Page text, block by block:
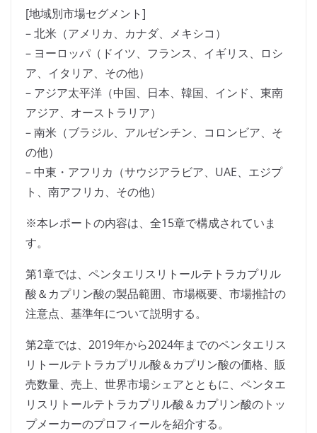
[地域別市場セグメント]
– 北米（アメリカ、カナダ、メキシコ）
– ヨーロッパ（ドイツ、フランス、イギリス、ロシ
ア、イタリア、その他）
– アジア太平洋（中国、日本、韓国、インド、東南
アジア、オーストラリア）
– 南米（ブラジル、アルゼンチン、コロンビア、そ
の他）
– 中東・アフリカ（サウジアラビア、UAE、エジプ
ト、南アフリカ、その他）
※本レポートの内容は、全15章で構成されていま
す。
第1章では、ペンタエリスリトールテトラカプリル
酸＆カプリン酸の製品範囲、市場概要、市場推計の
注意点、基準年について説明する。
第2章では、2019年から2024年までのペンタエリス
リトールテトラカプリル酸＆カプリン酸の価格、販
売数量、売上、世界市場シェアとともに、ペンタエ
リスリトールテトラカプリル酸＆カプリン酸のトッ
プメーカーのプロフィールを紹介する。